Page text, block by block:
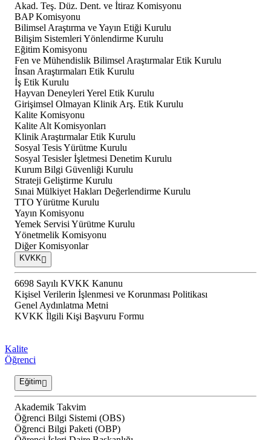
Akad. Teş. Düz. Dent. ve İtiraz Komisyonu
BAP Komisyonu
Bilimsel Araştırma ve Yayın Etiği Kurulu
Bilişim Sistemleri Yönlendirme Kurulu
Eğitim Komisyonu
Fen ve Mühendislik Bilimsel Araştırmalar Etik Kurulu
İnsan Araştırmaları Etik Kurulu
İş Etik Kurulu
Hayvan Deneyleri Yerel Etik Kurulu
Girişimsel Olmayan Klinik Arş. Etik Kurulu
Kalite Komisyonu
Kalite Alt Komisyonları
Klinik Araştırmalar Etik Kurulu
Sosyal Tesis Yürütme Kurulu
Sosyal Tesisler İşletmesi Denetim Kurulu
Kurum Bilgi Güvenliği Kurulu
Strateji Geliştirme Kurulu
Sınai Mülkiyet Hakları Değerlendirme Kurulu
TTO Yürütme Kurulu
Yayın Komisyonu
Yemek Servisi Yürütme Kurulu
Yönetmelik Komisyonu
Diğer Komisyonlar
KVKK
6698 Sayılı KVKK Kanunu
Kişisel Verilerin İşlenmesi ve Korunması Politikası
Genel Aydınlatma Metni
KVKK İlgili Kişi Başvuru Formu
Kalite
Öğrenci
Eğitim
Akademik Takvim
Öğrenci Bilgi Sistemi (OBS)
Öğrenci Bilgi Paketi (OBP)